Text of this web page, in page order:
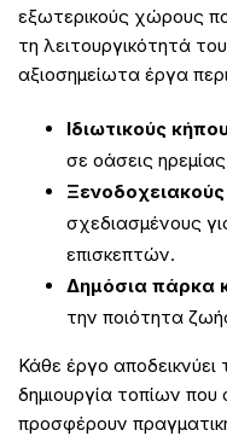
εξωτερικούς χώρους
τη λειτουργικότητά
αξιοσημείωτα έργα
Ιδιωτικούς
σε οάσεις
σχεδιασμένους
επισκεπτών.
Δημόσια πάρκα
την ποιότητα
Κάθε έργο αποδεικνύει
δημιουργία τοπίων
προσφέρουν